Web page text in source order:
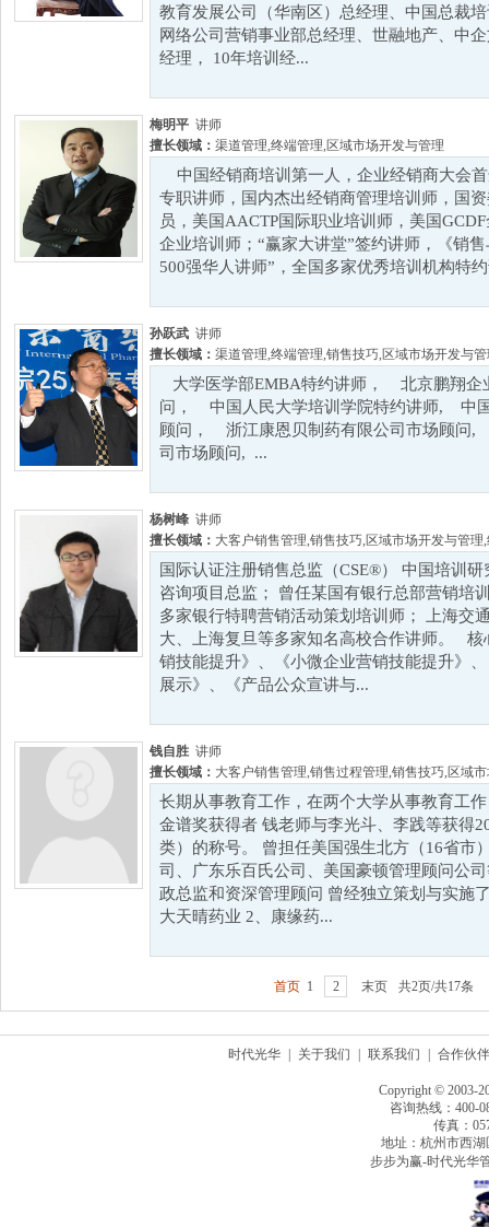
教育发展公司（华南区）总经理、中国总裁
网络公司营销事业部总经理、世融地产、中
经理， 10年培训经...
梅明平 讲师
擅长领域： 渠道管理,终端管理, 区域市场开发与管理
中国经销商培训第一人，企业经销商大会
专职讲师，国内杰出经销商管理培训师，国
员，美国AACTP国际职业培训师，美国
企业培训师；“赢家大讲堂”签约讲师，《销
500强华人讲师”，全国多家优秀培训机构特
孙跃武 讲师
擅长领域： 渠道管理,终端管理,销售技巧, 区域市场开发与
大学医学部EMBA特约讲师， 北京鹏翔企
问， 中国人民大学培训学院特约讲师, 中
顾问， 浙江康恩贝制药有限公司市场顾问
司市场顾问, ...
杨树峰 讲师
擅长领域： 大客户销售管理,销售技巧, 区域市场开发与管理,
国际认证注册销售总监（CSE®） 中国培训
咨询项目总监； 曾任某国有银行总部营销培
多家银行特聘营销活动策划培训师； 上海交
大、上海复旦等多家知名高校合作讲师。 核
销技能提升》、《小微企业营销技能提升》
展示》、《产品公众宣讲与...
钱自胜 讲师
擅长领域： 大客户销售管理,销售过程管理,销售技巧, 区域
长期从事教育工作，在两个大学从事教育工
金谱奖获得者 钱老师与李光斗、李践等获得
类）的称号。 曾担任美国强生北方（16省市
司、广东乐百氏公司、美国豪顿管理顾问公
政总监和资深管理顾问 曾经独立策划与实施
大天晴药业 2、康缘药...
首页 1 2 末页 共2页/共17条
时代光华 关于我们 联系我们 合作伙伴
Copyright © 2003-
咨询热线：400-
传真：
地址：杭州市西
步步为赢-时代光华